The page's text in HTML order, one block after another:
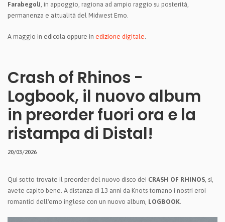
Farabegoli, in appoggio, ragiona ad ampio raggio su posterità,
permanenza e attualità del Midwest Emo.
A maggio in edicola oppure in edizione digitale
Crash of Rhinos -
Logbook, il nuovo album
in preorder fuori ora e la
ristampa di Distal!
20/03/2026
Qui sotto trovate il preorder del nuovo disco dei CRASH OF RHINOS , sì,
avete capito bene. A distanza di 13 anni da Knots tornano i nostri eroi
romantici dell'emo inglese con un nuovo album, LOGBOOK